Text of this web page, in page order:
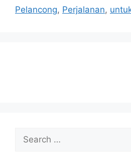
Pelancong, Perjalanan,
Search
for: